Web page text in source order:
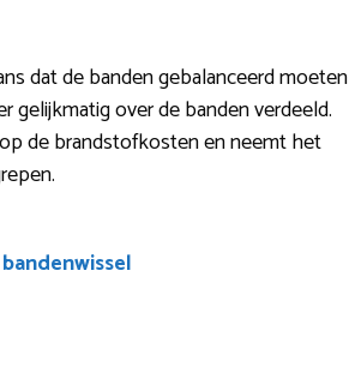
dat de banden gebalanceerd moeten
gelijkmatig over de banden verdeeld.
de brandstofkosten en neemt het